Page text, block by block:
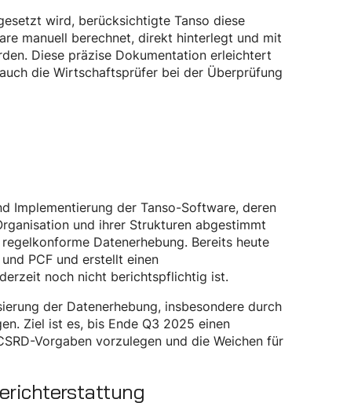
wird, berücksichtigte Tanso diese
manuell berechnet, direkt hinterlegt und mit
Diese präzise Dokumentation erleichtert
die Wirtschaftsprüfer bei der Überprüfung
Implementierung der Tanso-Software, deren
und ihrer Strukturen abgestimmt
Datenerhebung. Bereits heute
PCF und erstellt einen
noch nicht berichtspflichtig ist.
der Datenerhebung, insbesondere durch
Ziel ist es, bis Ende Q3 2025 einen
Vorgaben vorzulegen und die Weichen für